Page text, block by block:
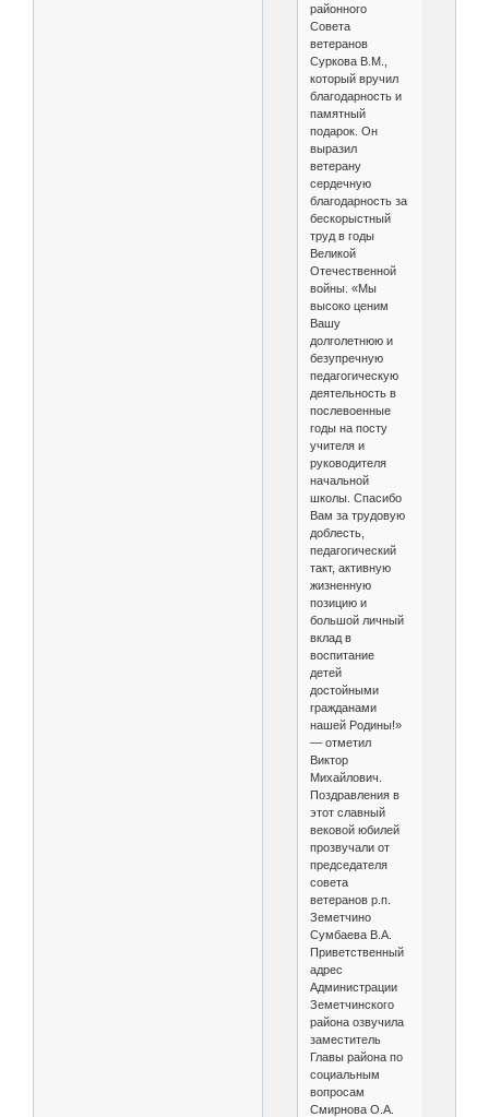
районного
Совета
ветеранов
Суркова В.М.,
который вручил
благодарность и
памятный
подарок. Он
выразил
ветерану
сердечную
благодарность за
бескорыстный
труд в годы
Великой
Отечественной
войны. «Мы
высоко ценим
Вашу
долголетнюю и
безупречную
педагогическую
деятельность в
послевоенные
годы на посту
учителя и
руководителя
начальной
школы. Спасибо
Вам за трудовую
доблесть,
педагогический
такт, активную
жизненную
позицию и
большой личный
вклад в
воспитание
детей
достойными
гражданами
нашей Родины!»
— отметил
Виктор
Михайлович.
Поздравления в
этот славный
вековой юбилей
прозвучали от
председателя
совета
ветеранов р.п.
Земетчино
Сумбаева В.А.
Приветственный
адрес
Администрации
Земетчинского
района озвучила
заместитель
Главы района по
социальным
вопросам
Смирнова О.А.